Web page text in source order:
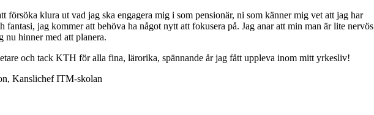
försöka klura ut vad jag ska engagera mig i som pensionär, ni som känner mig vet att jag har
fantasi, jag kommer att behöva ha något nytt att fokusera på. Jag anar att min man är lite nervös
nu hinner med att planera.
och tack KTH för alla fina, lärorika, spännande år jag fått uppleva inom mitt yrkesliv!
Kanslichef ITM-skolan